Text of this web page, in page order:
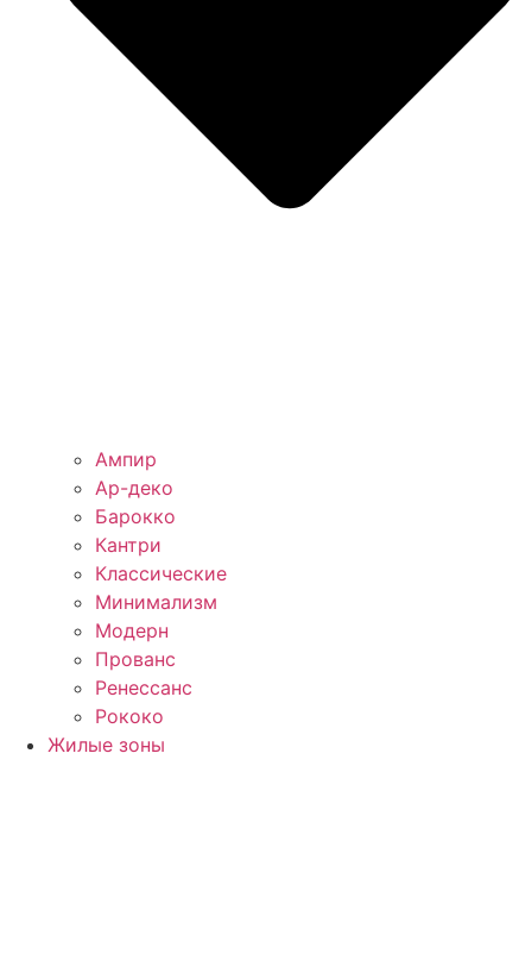
Ампир
Ар-деко
Барокко
Кантри
Классические
Минимализм
Модерн
Прованс
Ренессанс
Рококо
Жилые зоны